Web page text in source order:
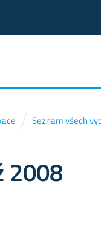
Seznam všech
2008